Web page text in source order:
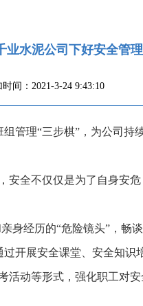
业水泥公司下好安全管
时间：2021-3-24 9:43:10
管理“三步棋”，为公司持
安全不仅仅是为了自身
身经历的“危险镜头”，
开展安全课堂、安全知识
动等形式，强化职工对